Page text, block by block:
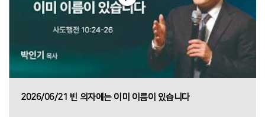
2026/06/21 빈 의자에는 이미 이름이 있습니다